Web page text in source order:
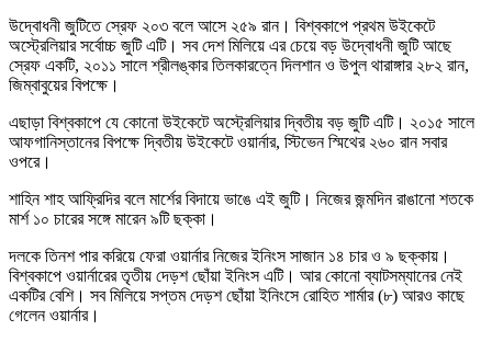
উদ্বোধনী জুটিতে স্রেফ ২০৩ বলে আসে ২৫৯ রান। বিশ্বকাপে প্রথম উইকেটে
অস্ট্রেলিয়ার সর্বোচ্চ জুটি এটি। সব দেশ মিলিয়ে এর চেয়ে বড় উদ্বোধনী জুটি আছে
স্রেফ একটি, ২০১১ সালে শ্রীলঙ্কার তিলকারত্নে দিলশান ও উপুল থারাঙ্গার ২৮২ রান,
জিম্বাবুয়ের বিপক্ষে।
এছাড়া বিশ্বকাপে যে কোনো উইকেটে অস্ট্রেলিয়ার দ্বিতীয় বড় জুটি এটি। ২০১৫ সালে
আফগানিস্তানের বিপক্ষে দ্বিতীয় উইকেটে ওয়ার্নার, স্টিভেন স্মিথের ২৬০ রান সবার
ওপরে।
শাহিন শাহ আফ্রিদির বলে মার্শের বিদায়ে ভাঙে এই জুটি। নিজের জন্মদিন রাঙানো শতকে
মার্শ ১০ চারের সঙ্গে মারেন ৯টি ছক্কা।
দলকে তিনশ পার করিয়ে ফেরা ওয়ার্নার নিজের ইনিংস সাজান ১৪ চার ও ৯ ছক্কায়।
বিশ্বকাপে ওয়ার্নারের তৃতীয় দেড়শ ছোঁয়া ইনিংস এটি। আর কোনো ব্যাটসম্যানের নেই
একটির বেশি। সব মিলিয়ে সপ্তম দেড়শ ছোঁয়া ইনিংসে রোহিত শার্মার (৮) আরও কাছে
গেলেন ওয়ার্নার।